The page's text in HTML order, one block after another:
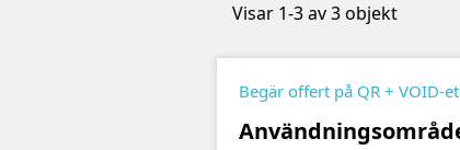
Visar 1-3 av 3 objekt
Begär offert på QR + VOID-